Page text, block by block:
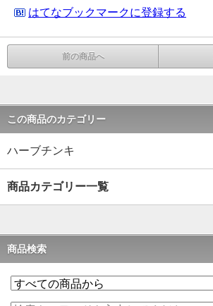
はてなブックマークに登録する
前の商品へ
この商品のカテゴリー
ハーブチンキ
商品カテゴリー一覧
商品検索